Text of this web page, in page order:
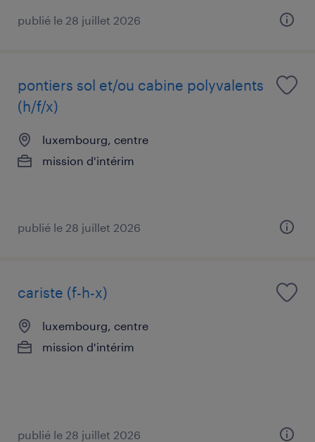
publié le 28 juillet 2026
pontiers sol et/ou cabine polyvalents
(h/f/x)
luxembourg, centre
mission d'intérim
publié le 28 juillet 2026
cariste (f-h-x)
luxembourg, centre
mission d'intérim
publié le 28 juillet 2026